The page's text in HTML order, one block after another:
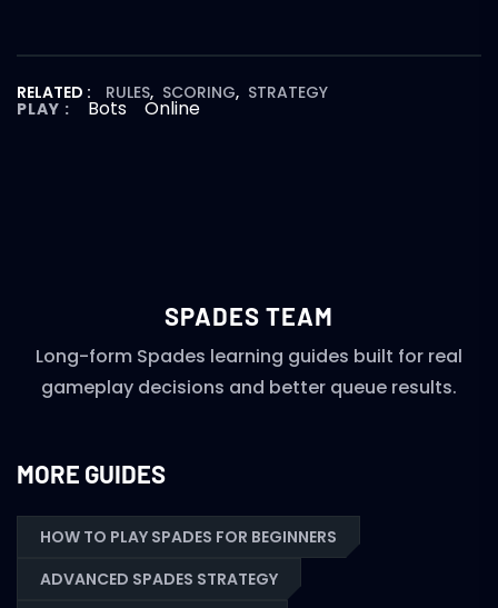
RELATED : RULES, SCORING, STRATEGY
PLAY : Bots Online
SPADES TEAM
Long-form Spades learning guides built for real
gameplay decisions and better queue results.
MORE GUIDES
HOW TO PLAY SPADES FOR BEGINNERS
ADVANCED SPADES STRATEGY